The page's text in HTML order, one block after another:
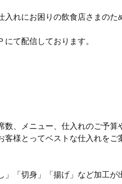
入れにお困りの飲食店さまのた
て配信しております。
数、メニュー、仕入れのご予算
客様とってベストな仕入れをご
」「切身」「揚げ」など加工が